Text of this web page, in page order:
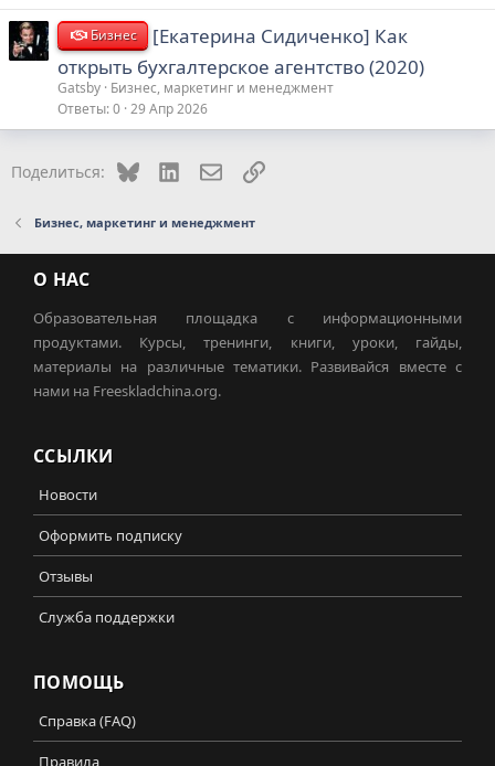
Бизнес
[Екатерина Сидиченко] Как
открыть бухгалтерское агентство (2020)
Gatsby Бизнес, маркетинг и менеджмент
Ответы 0 29 Апр 2026
Поделиться: Bluesky LinkedInЭлектронная почта
Ссылка
Бизнес, маркетинг и менеджмент
О НАС
Образовательная площадка с информационными
продуктами. Курсы, тренинги, книги, уроки, гайды,
материалы на различные тематики. Развивайся вместе с
нами на Freeskladchina.org.
ССЫЛКИ
Новости
Оформить подписку
Отзывы
Служба поддержки
ПОМОЩЬ
Справка (FAQ)
Правила